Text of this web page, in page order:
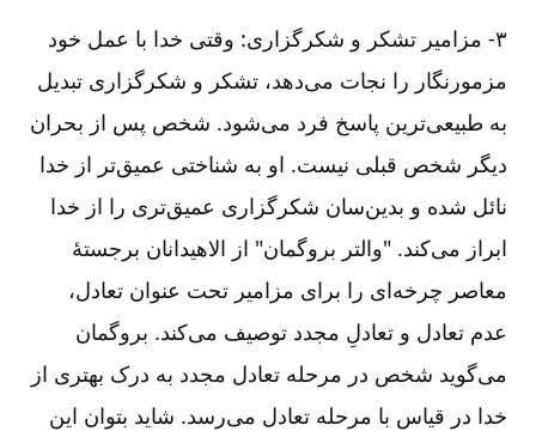
۳-‏‏‏‏‏ مزامیر تشکر و شکرگزاری: وقتی خدا با عمل خود
مزمورنگار را نجات می‌‌دهد، تشکر و شکرگزاری تبدیل
به طبیعی‌‌ترین پاسخ فرد می‌‌شود. شخص پس از بحران
دیگر شخص قبلی نیست. او به شناختی عمیق‌‌تر از خدا
نائل شده و بدین‌‌سان شکرگزاری عمیق‌‌تری را از خدا
ابراز می‌‌کند. "والتر بروگمان" از الاهیدانان برجستۀ
معاصر چرخه‌‌ای را برای مزامیر تحت عنوان تعادل،
عدم تعادل و تعادلِ مجدد توصیف می‌‌کند. بروگمان
می‌‌گوید شخص در مرحله تعادل مجدد به درک بهتری از
خدا در قیاس با مرحله تعادل می‌‌رسد. شاید بتوان این